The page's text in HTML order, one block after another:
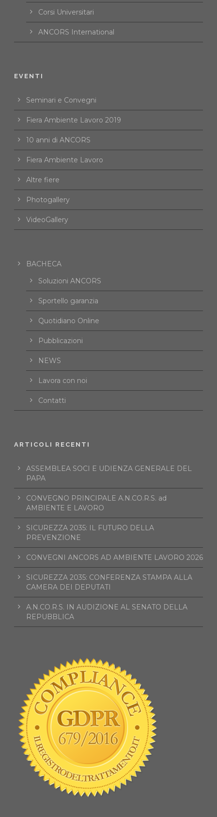
Corsi Universitari
ANCORS International
EVENTI
Seminari e Convegni
Fiera Ambiente Lavoro 2019
10 anni di ANCORS
Fiera Ambiente Lavoro
Altre fiere
Photogallery
VideoGallery
BACHECA
Soluzioni ANCORS
Sportello garanzia
Quotidiano Online
Pubblicazioni
NEWS
Lavora con noi
Contatti
ARTICOLI RECENTI
ASSEMBLEA SOCI E UDIENZA GENERALE DEL
PAPA
CONVEGNO PRINCIPALE A.N.CO.R.S. ad
AMBIENTE E LAVORO
SICUREZZA 2035: IL FUTURO DELLA
PREVENZIONE
CONVEGNI ANCORS AD AMBIENTE LAVORO 2026
SICUREZZA 2035: CONFERENZA STAMPA ALLA
CAMERA DEI DEPUTATI
A.N.CO.R.S. IN AUDIZIONE AL SENATO DELLA
REPUBBLICA